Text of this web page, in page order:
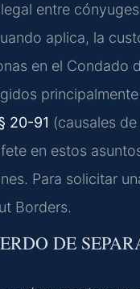
entre
aplica, la
en el Condado
20-91 (causales
en estos
Para solicitar
Borders.
DE